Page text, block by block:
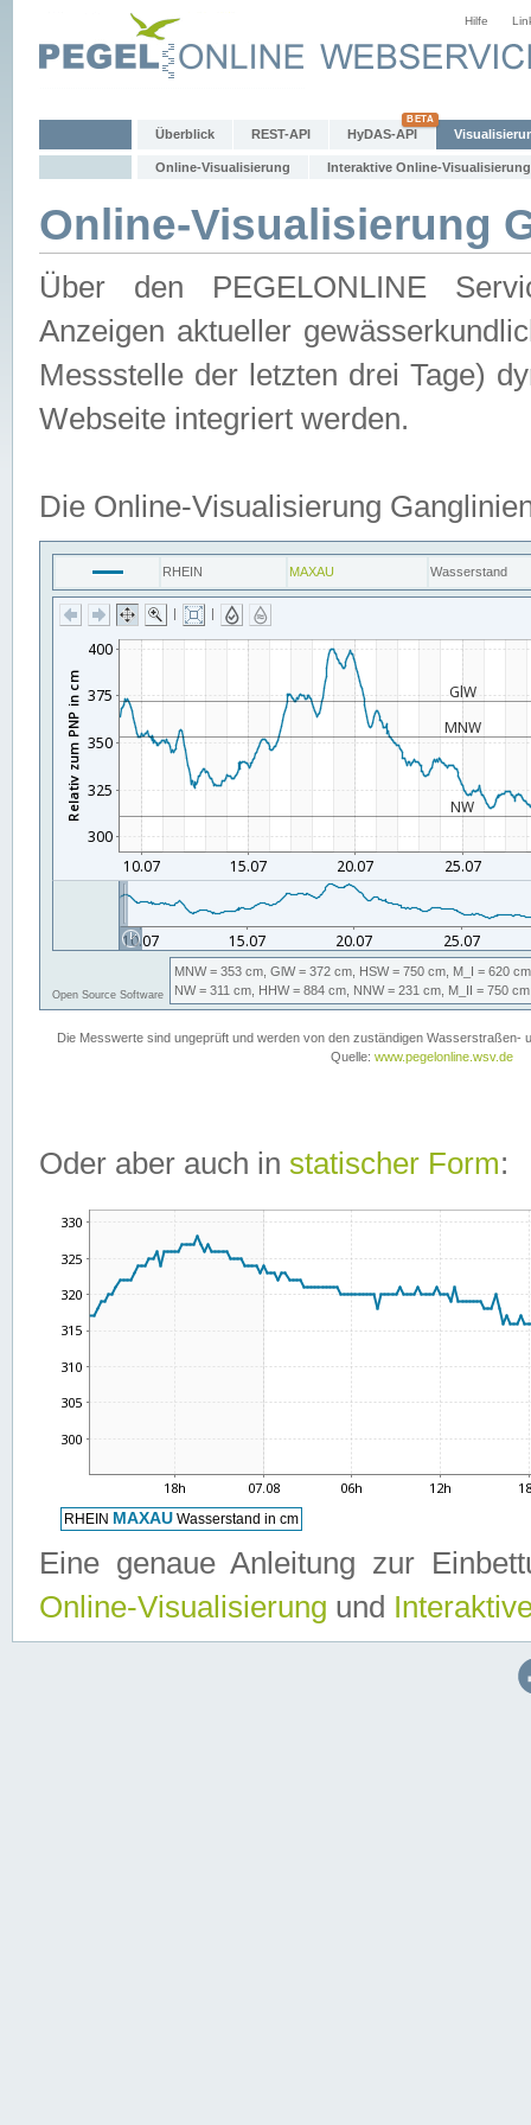
Hilfe
Überblick REST-API HyDAS-API
Online-Visualisierung Interaktive Online-Visualisierung
Online-Visualisierung
Über den PEGELONLINE
Anzeigen aktueller
Messstelle der letzten drei Tage)
Webseite integriert werden.
Die Online-Visualisierung
Oder aber auch in statischer Form:
Eine genaue Anleitung zur
Online-Visualisierung und